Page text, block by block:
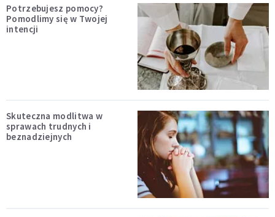
Potrzebujesz pomocy?
Pomodlimy się w Twojej
intencji
Skuteczna modlitwa w
sprawach trudnych i
beznadziejnych